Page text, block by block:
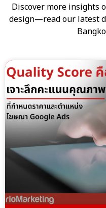
Discover more insights
design—read our latest